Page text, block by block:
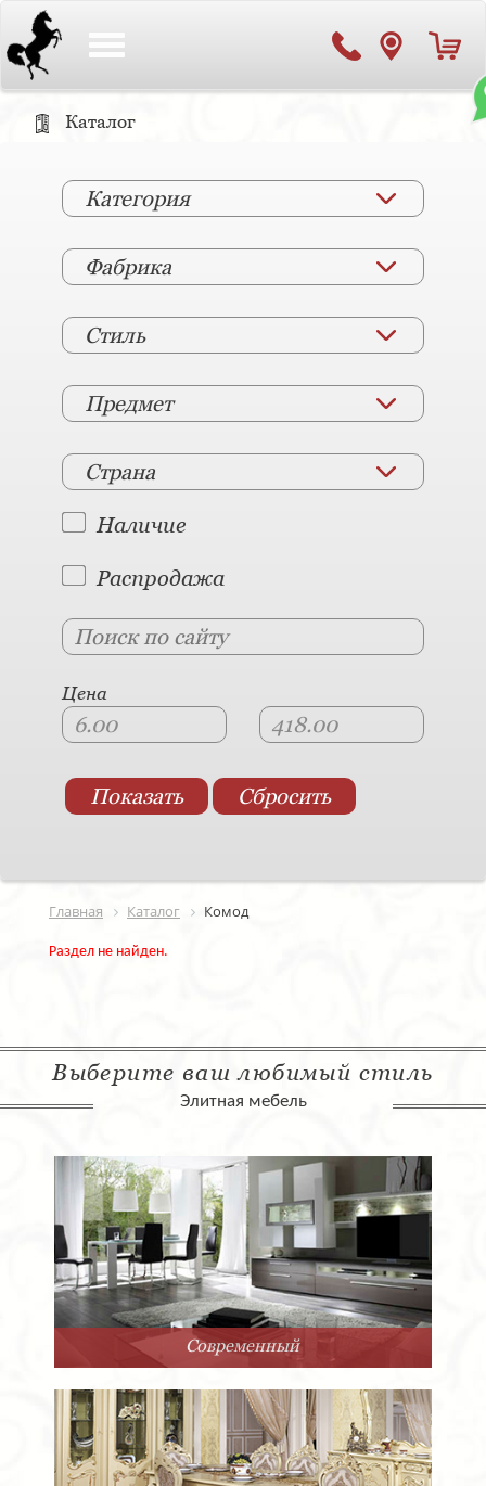
Каталог
Категория
Фабрика
Стиль
Предмет
Страна
Наличие
Распродажа
Цена
Главная Каталог Комод
Раздел не найден.
Выберите ваш любимый стиль
Элитная мебель
Современный